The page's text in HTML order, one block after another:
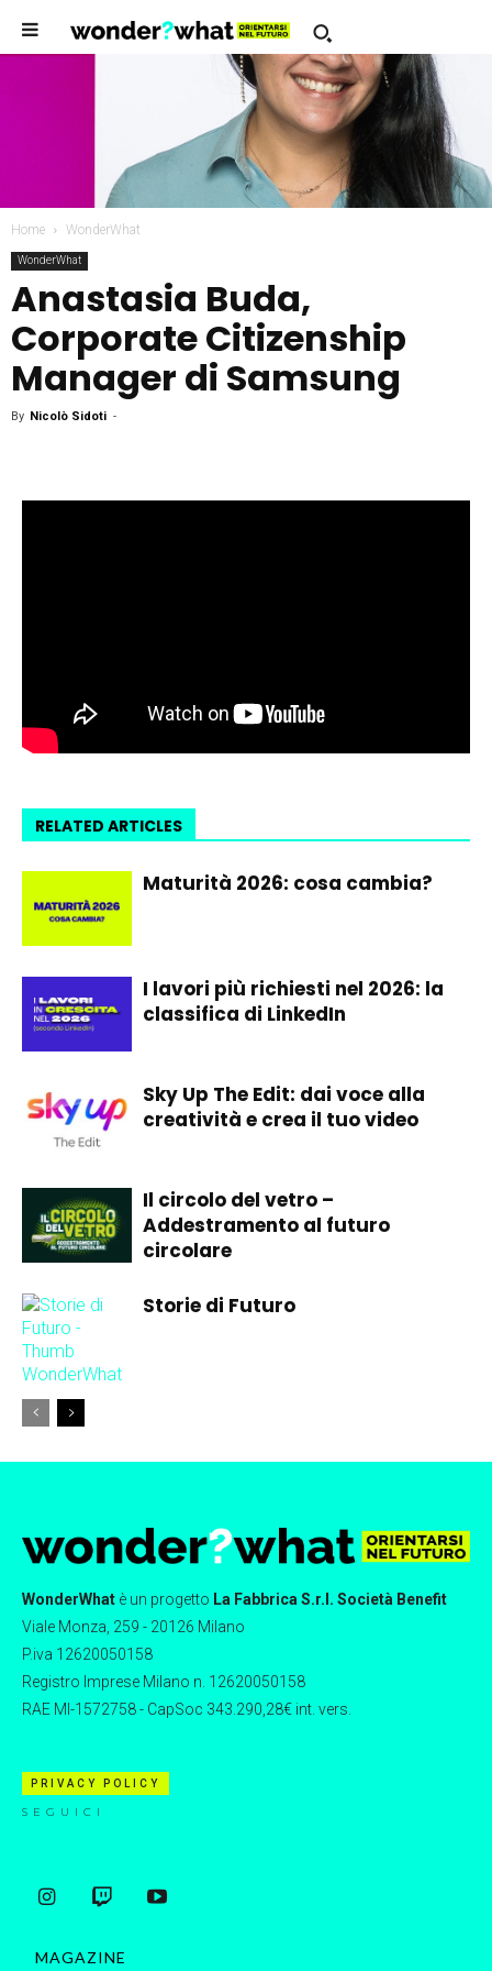
Home WonderWhat
WonderWhat
Anastasia Buda,
Corporate Citizenship
Manager di Samsung
By Nicolò Sidoti -
RELATED ARTICLES
Maturità 2026: cosa cambia?
I lavori più richiesti nel 2026: la
classifica di LinkedIn
Sky Up The Edit: dai voce alla
creatività e crea il tuo video
Il circolo del vetro –
Addestramento al futuro
circolare
Storie di Futuro
WonderWhat è un progetto La Fabbrica S.r.l. Società Benefit
Viale Monza, 259 - 20126 Milano
P.iva 12620050158
Registro Imprese Milano n. 12620050158
RAE MI-1572758 - CapSoc 343.290,28€ int. vers.
PRIVACY POLICY
SEGUICI
MAGAZINE